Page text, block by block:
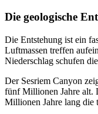
Die geologische
Die Entstehung ist ein
Luftmassen treffen
Niederschlag schufen
Der Sesriem Canyon
fünf Millionen Jahre alt.
Millionen Jahre lang die